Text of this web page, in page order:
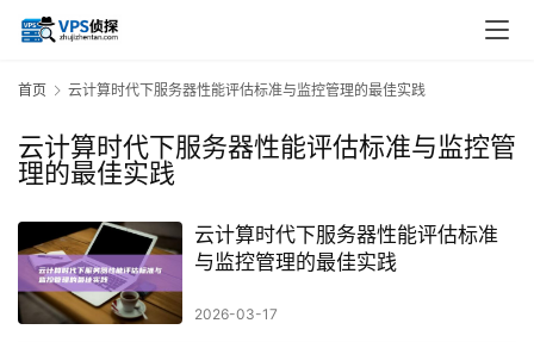
首页 云计算时代下服务器性能评估标准与监控管理的最佳实践
云计算时代下服务器性能评估标准与监控管
理的最佳实践
云计算时代下服务器性能评估标准
与监控管理的最佳实践
2026-03-17